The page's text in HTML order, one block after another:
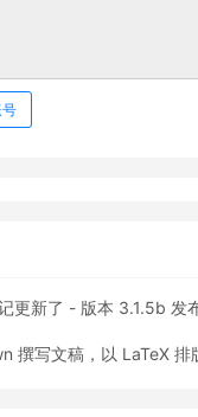
更新了 - 版本 3.1.5b 发
撰写文稿，以 LaTeX 排